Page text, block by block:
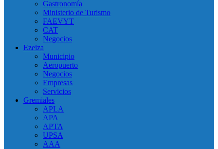
Gastronomía
Ministerio de Turismo
FAEVYT
CAT
Negocios
Ezeiza
Municipio
Aeropuerto
Negocios
Empresas
Servicios
Gremiales
APLA
APA
APTA
UPSA
AAA